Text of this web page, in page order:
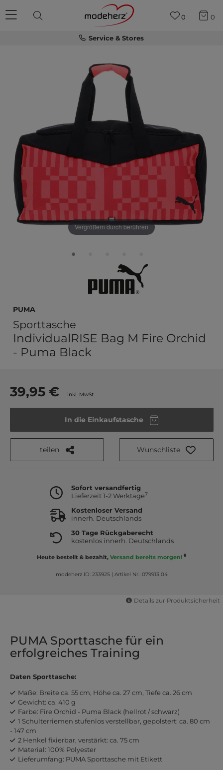
Service & Stores
0 0
Vergrößern durch berühren
PUMA
Sporttasche
IndividualRISE Bag M Fire Orchid
- Puma Black
39,95 € inkl. MwSt.
In die Einkaufstasche
teilen Wunschliste
Sofort versandfertig
Lieferzeit 1-2 Werktage7
Kostenloser Versand
innerh. Deutschlands
30 Tage Rückgaberecht
kostenlos innerh. Deutschlands
Heute bestellt & bezahlt, Versand bereits morgen! 8
modeherz ID: 233925| Artikel Nr.: 079913 04
Details zur Produktsicherheit
PUMA Sporttasche für ein
erfolgreiches Training
Daten Sporttasche:
Maße: Breite ca. 55 cm, Höhe ca. 27 cm, Tiefe ca. 26 cm
Gewicht: ca. 410 g
Farbe: Fire Orchid - Puma Black (hellrot / schwarz)
1 Schulterriemen stufenlos verstellbar, gepolstert: ca. 80 cm
- 147 cm
2 Henkel fixierbar, verstärkt: ca. 75 cm
Material: 100% Polyester
Lieferumfang: PUMA Sporttasche mit Etikett